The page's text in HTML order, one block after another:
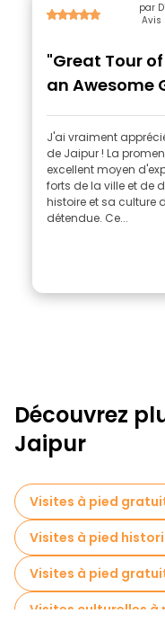
par
Avis
"Great Tour
an Awesome
J'ai vraiment
de Jaipur ! La
excellent moyen
forts de la ville et de
histoire et sa culture
détendue. Ce...
Découvrez
Jaipur
Visites à pied
Visites à pied
Visites à pied
Visites culturelles